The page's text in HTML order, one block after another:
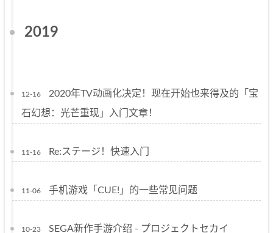
2019
12-16
2020年TV动画化决定！现在开始也来得及的「宝
石幻想：光芒重现」入门文章！
11-16 Re:ステージ！快速入门
11-06 手机游戏「CUE!」的一些常见问题
10-23 SEGA新作手游介绍 - プロジェクトセカイ